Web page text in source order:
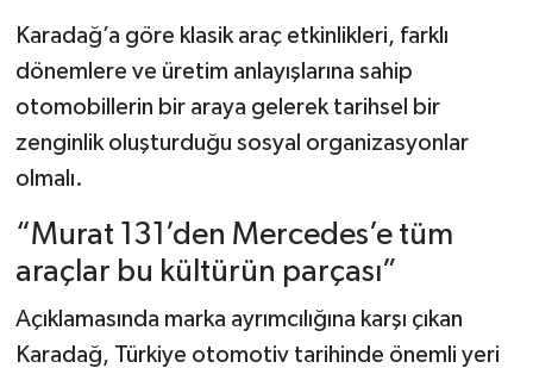
Karadağ’a göre klasik araç etkinlikleri, farklı
dönemlere ve üretim anlayışlarına sahip
otomobillerin bir araya gelerek tarihsel bir
zenginlik oluşturduğu sosyal organizasyonlar
olmalı.
“Murat 131’den Mercedes’e tüm
araçlar bu kültürün parçası”
Açıklamasında marka ayrımcılığına karşı çıkan
Karadağ, Türkiye otomotiv tarihinde önemli yeri